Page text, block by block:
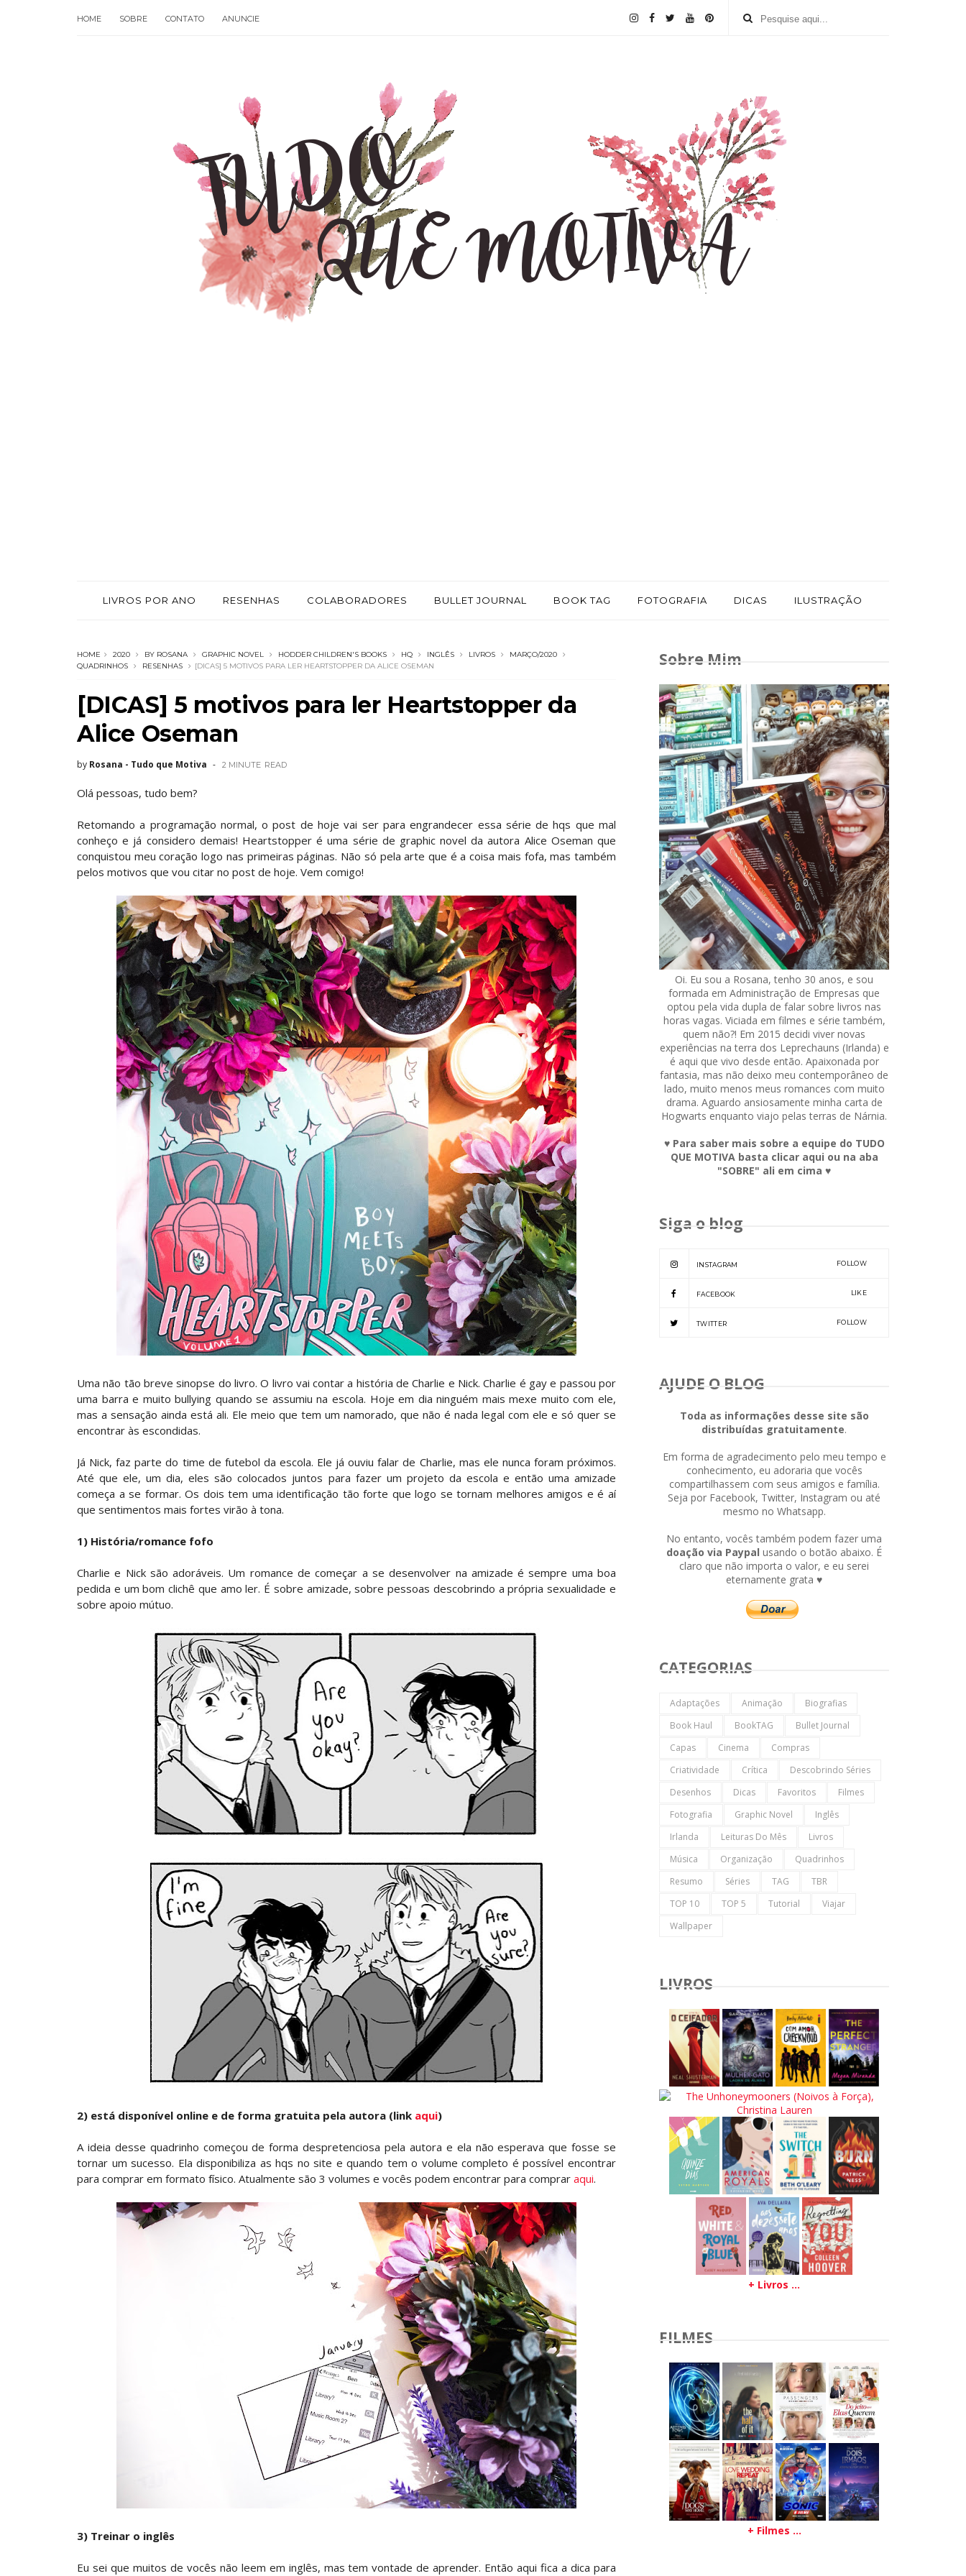
HOME SOBRE CONTATO ANUNCIE
LIVROS POR ANO RESENHAS COLABORADORES BULLET JOURNAL BOOK TAG FOTOGRAFIA DICAS ILUSTRAÇÃO
HOME 2020 BY ROSANA GRAPHIC NOVEL HODDER CHILDREN'S BOOKS HQ INGLÊS LIVROS
MARÇO/2020
QUADRINHOS
RESENHAS [DICAS] 5 MOTIVOS PARA LER HEARTSTOPPER DA ALICE OSEMAN
[DICAS] 5 motivos para ler Heartstopper da
Alice Oseman
by Rosana - Tudo que Motiva 2 MINUTE READ
Olá pessoas, tudo bem?
Retomando a programação normal, o post de hoje vai ser para engrandecer essa série de hqs que mal
conheço e já considero demais! Heartstopper é uma série de graphic novel da autora Alice Oseman que
conquistou meu coração logo nas primeiras páginas. Não só pela arte que é a coisa mais fofa, mas também
pelos motivos que vou citar no post de hoje. Vem comigo!
Uma não tão breve sinopse do livro. O livro vai contar a história de Charlie e Nick. Charlie é gay e passou por
uma barra e muito bullying quando se assumiu na escola. Hoje em dia ninguém mais mexe muito com ele,
mas a sensação ainda está ali. Ele meio que tem um namorado, que não é nada legal com ele e só quer se
encontrar às escondidas.
Já Nick, faz parte do time de futebol da escola. Ele já ouviu falar de Charlie, mas ele nunca foram próximos.
Até que ele, um dia, eles são colocados juntos para fazer um projeto da escola e então uma amizade
começa a se formar. Os dois tem uma identificação tão forte que logo se tornam melhores amigos e é aí
que sentimentos mais fortes virão à tona.
1) História/romance fofo
Charlie e Nick são adoráveis. Um romance de começar a se desenvolver na amizade é sempre uma boa
pedida e um bom clichê que amo ler. É sobre amizade, sobre pessoas descobrindo a própria sexualidade e
sobre apoio mútuo.
2) está disponível online e de forma gratuita pela autora (link aqui)
A ideia desse quadrinho começou de forma despretenciosa pela autora e ela não esperava que fosse se
tornar um sucesso. Ela disponibiliza as hqs no site e quando tem o volume completo é possível encontrar
para comprar em formato físico. Atualmente são 3 volumes e vocês podem encontrar para comprar aqui.
3) Treinar o inglês
Eu sei que muitos de vocês não leem em inglês, mas tem vontade de aprender. Então aqui fica a dica para
Sobre Mim
Oi. Eu sou a Rosana, tenho 30 anos, e sou
formada em Administração de Empresas que
optou pela vida dupla de falar sobre livros nas
horas vagas. Viciada em filmes e série também,
quem não?! Em 2015 decidi viver novas
experiências na terra dos Leprechauns (Irlanda) e
é aqui que vivo desde então. Apaixonada por
fantasia, mas não deixo meu contemporâneo de
lado, muito menos meus romances com muito
drama. Aguardo ansiosamente minha carta de
Hogwarts enquanto viajo pelas terras de Nárnia.
♥ Para saber mais sobre a equipe do TUDO
QUE MOTIVA basta clicar aqui ou na aba
"SOBRE" ali em cima ♥
Siga o blog
INSTAGRAM FOLLOW
FACEBOOK LIKE
TWITTER FOLLOW
AJUDE O BLOG
Toda as informações desse site são
distribuídas gratuitamente.
Em forma de agradecimento pelo meu tempo e
conhecimento, eu adoraria que vocês
compartilhassem com seus amigos e família.
Seja por Facebook, Twitter, Instagram ou até
mesmo no Whatsapp.
No entanto, vocês também podem fazer uma
doação via Paypal usando o botão abaixo. É
claro que não importa o valor, e eu serei
eternamente grata ♥
CATEGORIAS
Adaptações Animação
Biografias
Book Haul
BookTAG
Bullet Journal
Capas
Cinema
Compras
Criatividade
Crítica
Descobrindo Séries
Desenhos
Dicas Favoritos
Filmes
Fotografia
Graphic Novel
Inglês
Irlanda
Leituras Do Mês
Livros
Música
Organização
Quadrinhos
Resumo
Séries TAG
TBR
TOP 10
TOP 5 Tutorial
Viajar
Wallpaper
LIVROS
+ Livros ...
FILMES
+ Filmes ...